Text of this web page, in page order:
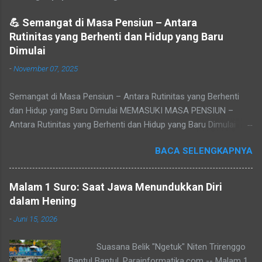
💪 Semangat di Masa Pensiun – Antara
Rutinitas yang Berhenti dan Hidup yang Baru
Dimulai
-November 07, 2025
Semangat di Masa Pensiun – Antara Rutinitas yang Berhenti
dan Hidup yang Baru Dimulai MEMASUKI MASA PENSIUN –
Antara Rutinitas yang Berhenti dan Hidup yang Baru Dimulai
datang setelah rutinitas berakhir, dan peluang baru untuk
menemukan jati diri. Tidak ada yang bisa menghindari waktu.
Cepat atau lambat, setiap pegawai akan tiba pada masa yang
disebut pensiun — masa di mana rutinitas berhenti, namun
hidup sejatinya baru dimulai. Baca juga: Jasa Pembuatan
Website sederhana untuk Pemula Masa purna tugas seringkali
Pensiun datang seiring pertambahan usia, dan jauh-jauh hari
BACA SELENGKAPNYA
Malam 1 Suro: Saat Jawa Menundukkan Diri
dalam Hening
-Juni 15, 2026
Suasana Belik "Ngetuk" Niten Trirenggo